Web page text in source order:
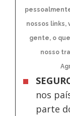
nossos links,
gente, o
nosso
nos
parte